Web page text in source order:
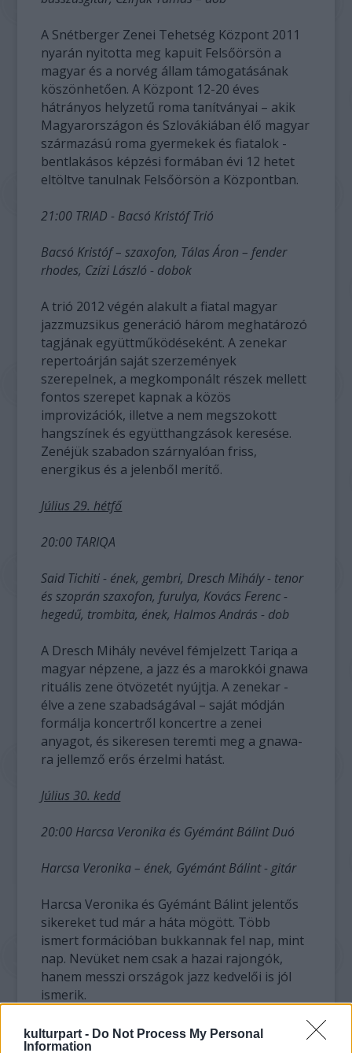
kulturpart - Do Not Process My Personal
Information
A Snétberger Zenei Tehetség Központ 2011
nyarán nyitotta meg kapuit Felsőörsön a
magyar és a norvég állam támogatásának
köszönhetően. A Központ 12-20 éves
hátrányos helyzetű roma tanítványai – akik
Magyarországon és Szlovákiában élő magyar
származású roma gyermekek és fiatalok -
bentlakásos képzési formában évi 12 hetet
eltöltve tanulnak Felsőörsön a Központban.
21:00 TRIAD - Bacsó Kristóf Trió
Bacsó Kristóf – szaxofon, Tálas Áron – fender
rhodes, Czízi László - dobok
A trió 2012 végén alakult a fiatal magyar
jazzmuzsikus generáció három meghatározó
tagjának együttműködéseként. A zenekar
repertoárján saját szerzemények
szerepelnek, a megkomponált részek mellett
fontos szerepet kapnak a közös
improvizációk, illetve a nem megszokott
hangszínek és együtthangzások keresése.
Zenéjük szabadon szárnyalóan friss,
energikus és a jelenből merítő.
Július 29. hétfő
20:00 TARIQA
Said Tichiti - ének, gembri, Dresch Mihály - tenor
és szoprán szaxofon, furulya, Kovács Ferenc -
hegedű, trombita, ének, Halmos András - dob
A Dresch Mihály nevével fémjelzett Tariqa a
magyar népzene, a jazz és a marokkói gnawa
rituális zene ötvözetét nyújtja. A zenekar -
élve a zene szabadságával – saját módján
formálja koncertről koncertre a zenei
anyagot, és sikeresen teremti meg a gnawa-
ra jellemző erős érzelmi hatást.
Július 30. kedd
20:00 Harcsa Veronika és Gyémánt Bálint Duó
Harcsa Veronika – ének, Gyémánt Bálint - gitár
Harcsa Veronika és Gyémánt Bálint jelentős
sikereket tud már a háta mögött. Több
ismert formációban bukkannak fel nap, mint
nap. Nevüket nem csak a hazai rajongók,
hanem messzi országok jazz kedvelői is jól
ismerik.
Július 31. szerda